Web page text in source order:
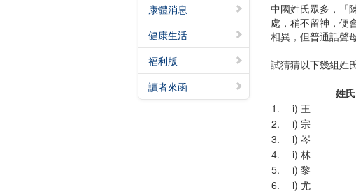
康體消息
健康生活
福利版
讀者來函
中國姓氏眾多，「
處，稍不留神，便
相異，但普通話聲
試猜猜以下幾組姓
姓氏
1.
i) 王
2.
i) 宗
3.
i) 岑
4.
i) 林
5.
i) 黎
6.
i) 尤